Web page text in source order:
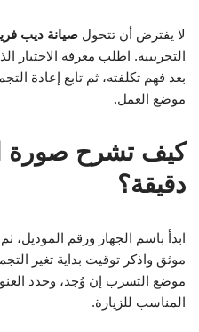
لا يفترض أن تتحول صيانة ديب
التجريبية. اطلب معرفة
بعد فهم تكلفته، ثم تابع إعادة
موضع العمل.
كيف تشرح صورة
دقيقة؟
ابدأ باسم الجهاز ورقم
موثق واذكر توقيت بداية تغير
موضع التسرب إن وُجد، وحدد
المناسب للزيارة.